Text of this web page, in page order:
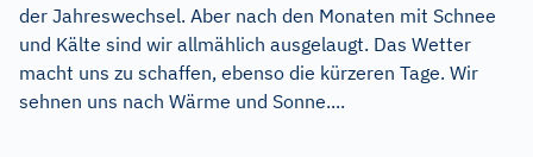
der Jahreswechsel. Aber nach den Monaten mit Schnee
und Kälte sind wir allmählich ausgelaugt. Das Wetter
macht uns zu schaffen, ebenso die kürzeren Tage. Wir
sehnen uns nach Wärme und Sonne....